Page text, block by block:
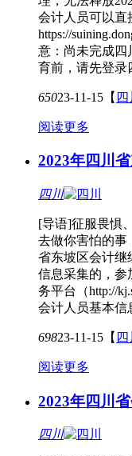
会计人员可以直
https://
意：尚未完成四
育前，请先登录
65023-11-15 【 四
阅读更多
2023年四川
四川
[导语]征服畏惧
去做你害怕的事
省东坡区会计继
信息采集的，参
务平台（http://
会计人员基本信
69823-11-15 【 四
阅读更多
2023年四川
四川